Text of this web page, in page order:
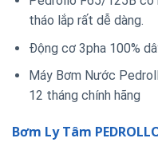
tháo lắp rất dễ dàng.
Động cơ 3pha 100%
Máy Bơm Nước
12 tháng chính hãng
Bơm Ly Tâm